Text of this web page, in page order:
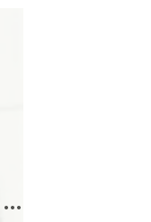
ACTO HOMENAJE A LOS REPRESALIADOS POR EL FRANQUISMO